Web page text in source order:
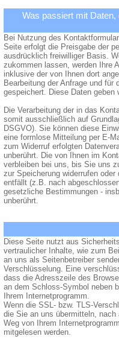
Was passiert mit
Bei Nutzung des
Seite erfolgt die Preisgabe der
ausdrücklich freiwilliger Basis.
zukommen lassen, werden Ihre
inklusive der von Ihnen dort
Bearbeitung der Anfrage und
gespeichert. Diese Daten geben
Die Verarbeitung der in das
somit ausschließlich auf
DSGVO). Sie können diese
eine formlose Mitteilung per E-
zum Widerruf erfolgten
unberührt. Die von Ihnen im
verbleiben bei uns, bis Sie uns
zur Speicherung widerrufen
entfällt (z.B. nach
gesetzliche Bestimmungen -
unberührt.
Diese Seite nutzt aus
vertraulicher Inhalte, wie zum
an uns als Seitenbetreiber
Verschlüsselung. Eine
dass die Adresszeile des
an dem Schloss-Symbol neben
Ihrem Internetprogramm.
Wenn die SSL- bzw. TLS-
die Sie an uns übermitteln,
Weg von Ihrem
mitgelesen werden.